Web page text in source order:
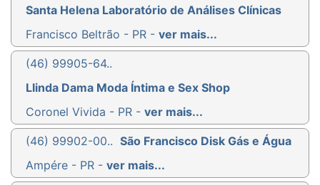
Santa Helena Laboratório de Análises Clínicas
Francisco Beltrão - PR - ver mais...
(46) 99905-64..
Llinda Dama Moda Íntima e Sex Shop
Coronel Vivida - PR - ver mais...
(46) 99902-00.. São Francisco Disk Gás e Água
Ampére - PR - ver mais...